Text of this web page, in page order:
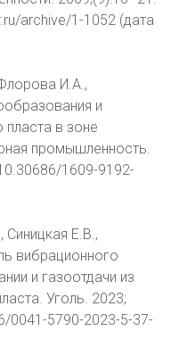
archive/1-1052 (дата
И.А.,
и
пласта в зоне
промышленность.
1609-9192-
Е.В.,
вибрационного
и газоотдачи из
Уголь. 2023;
0041-5790-2023-5-37-